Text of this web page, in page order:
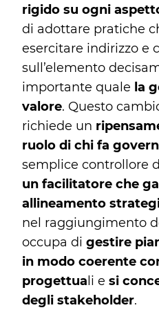
rigido su ogni
di adottare pratiche
esercitare indirizzo e
sull’elemento
importante quale la
valore. Questo
richiede un
ruolo di chi fa
semplice controllore
un facilitatore che
allineamento
nel raggiungimento
occupa di gestire
in modo coerente
progettua li e si
degli stakeholder.